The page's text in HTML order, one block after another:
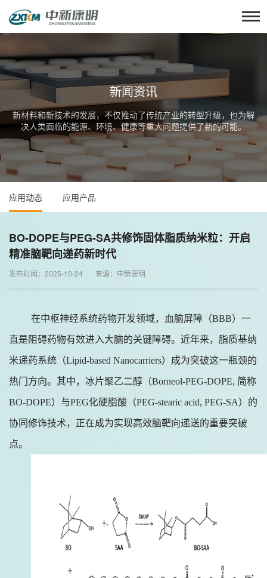
新闻资讯
新材料和新技术的发展，不仅推动了传统产业的转型升级，也为解
决人类面临的能源、环境、健康等重大问题提供了新的可能。
应用动态 应用产品
BO-DOPE与PEG-SA共修饰固体脂质纳米粒：开启
精准脑靶向递药新时代
发布时间：2025-10-24 来源：中新康明
在中枢神经系统药物开发领域，血脑屏障（BBB）一
直是阻碍药物有效进入大脑的关键障碍。近年来，脂质基纳
米递药系统（Lipid-based Nanocarriers）成为突破这一瓶颈的
热门方向。其中，冰片聚乙二醇（Borneol-PEG-DOPE, 简称
BO-DOPE）与PEG化硬脂酸（PEG-stearic acid, PEG-SA）的
协同修饰技术，正在成为实现高效脑靶向递送的重要突破
点。